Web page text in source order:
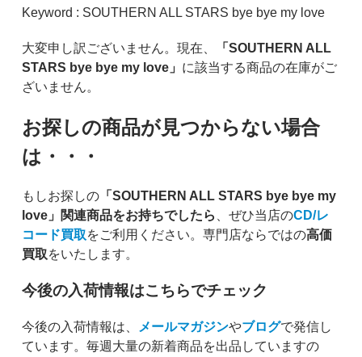
Keyword : SOUTHERN ALL STARS bye bye my love
大変申し訳ございません。現在、
「SOUTHERN ALL
STARS bye bye my love」 に該当する商品の在庫がご
ざいません。
お探しの商品が見つからない場合
は・・・
もしお探しの「SOUTHERN ALL STARS bye bye my
love」関連商品をお持ちでしたら 、ぜひ当店のCD/レ
コード買取をご利用ください。専門店ならではの高価
買取をいたします。
今後の入荷情報はこちらでチェック
今後の入荷情報は、 メールマガジンやブログで発信し
ています。毎週大量の新着商品を出品していますの